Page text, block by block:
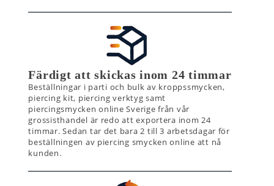
Färdigt att skickas inom 24 timmar
Beställningar i parti och bulk av kroppssmycken,
piercing kit, piercing verktyg samt
piercingsmycken online Sverige från vår
grossisthandel är redo att exportera inom 24
timmar. Sedan tar det bara 2 till 3 arbetsdagar för
beställningen av piercing smycken online att nå
kunden.